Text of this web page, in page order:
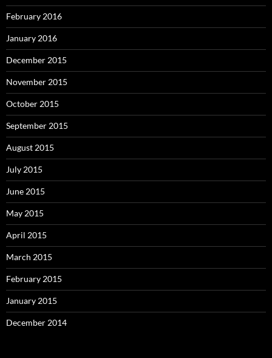
February 2016
January 2016
December 2015
November 2015
October 2015
September 2015
August 2015
July 2015
June 2015
May 2015
April 2015
March 2015
February 2015
January 2015
December 2014